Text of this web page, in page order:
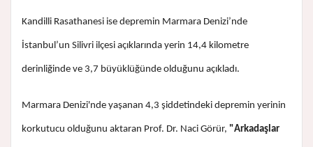
Kandilli Rasathanesi ise depremin Marmara Denizi’nde
İstanbul’un Silivri ilçesi açıklarında yerin 14,4 kilometre
derinliğinde ve 3,7 büyüklüğünde olduğunu açıkladı.
Marmara Denizi'nde yaşanan 4,3 şiddetindeki depremin yerinin
korkutucu olduğunu aktaran Prof. Dr. Naci Görür, "Arkadaşlar